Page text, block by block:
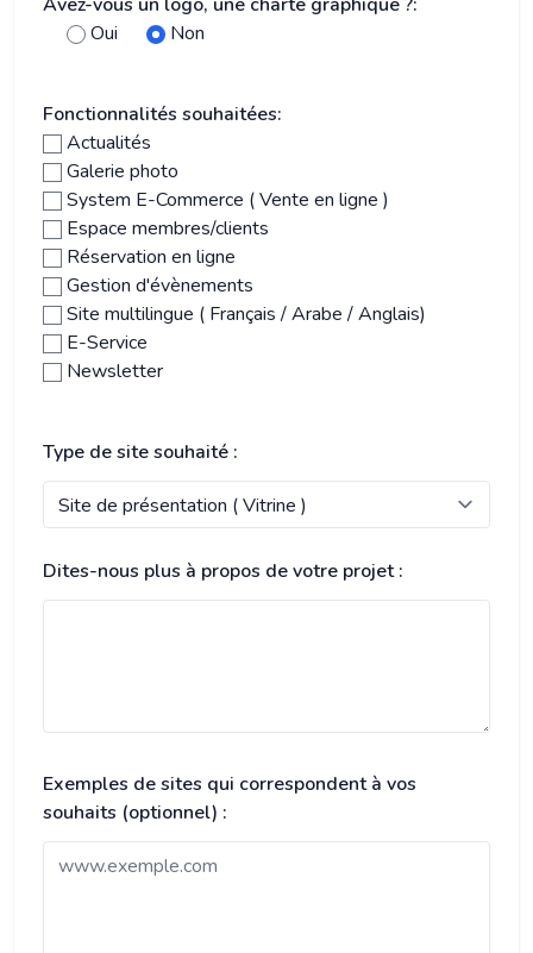
Oui
Non
Fonctionnalités souhaitées:
Actualités
Galerie photo
System E-Commerce ( Vente en ligne )
Espace membres/clients
Réservation en ligne
Gestion d'évènements
Site multilingue ( Français / Arabe / Anglais)
E-Service
Newsletter
Type de site souhaité :
Dites-nous plus à propos de votre projet :
Exemples de sites qui correspondent à vos
souhaits (optionnel) :